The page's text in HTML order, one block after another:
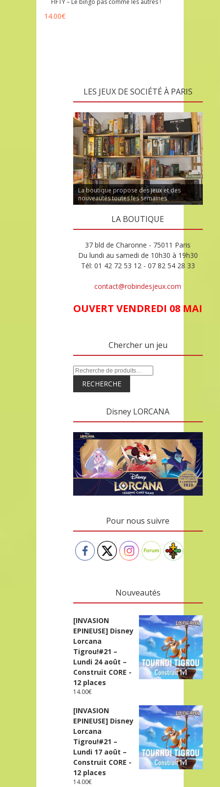
FIFTY – Le bingo pas comme les autres !
14.00€
LES JEUX DE SOCIÉTÉ À PARIS
La boutique propose des jeux et des
nouveautés toutes les semaines
LA BOUTIQUE
37 bld de Charonne - 75011 Paris
Du lundi au samedi de 10h30 à 19h30
Tél: 01 42 72 53 12 - 07 82 54 28 33
contact@robindesjeux.com
OUVERT VENDREDI 08 MAI
Chercher un jeu
RECHERCHE
Disney LORCANA
Pour nous suivre
Nouveautés
[INVASION
EPINEUSE] Disney
Lorcana
Tigrou!#21 –
Lundi 24 août –
Construit CORE -
12 places
14.00€
[INVASION
EPINEUSE] Disney
Lorcana
Tigrou!#21 –
Lundi 17 août –
Construit CORE -
12 places
14.00€